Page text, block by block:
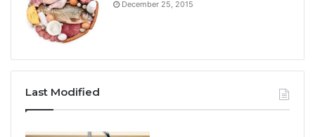
December 25, 2015
Last Modified